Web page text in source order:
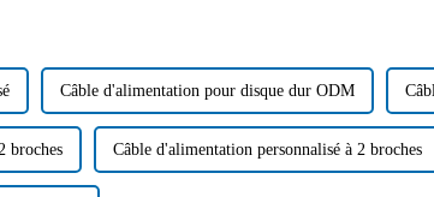
Câble d'alimentation pour disque dur ODM
broches Câble d'alimentation personnalisé à 2 broches